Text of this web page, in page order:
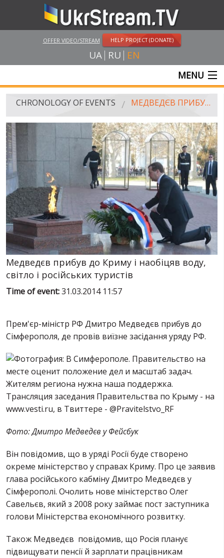
OFFER VIDEO/STREAM HELP PROJECT (DONATE)
UA RU EN
MENU
MAIN
VIDEOS
RUSSIA-UKRAINE WAR
WINTER ON FIRE: UKRAINE'S FIGHT FOR FREEDOM
CHRONOLOGY OF EUROMAIDAN
SERVICES
CHRONOLOGY OF EVENTS МЕДВЕДЄВ ПРИБУВ ДО КРИМУ І НАОБІЦЯВ ВОДУ, СВІТЛО І РОСІЙСЬКИХ ТУРИСТІВ
Медведєв прибув до Криму і наобіцяв воду,
світло і російських туристів
Time of event:31.03.2014 11:57
Прем'єр-міністр РФ Дмитро Медведєв прибув до
Сімферополя, де провів виїзне засідання уряду РФ.
Фото: Дмитро Медведєв у Фейсбук
Він повідомив, що в уряді Росії буде створено
окреме міністерство у справах Криму. Про це заявив
глава російського кабміну Дмитро Медведєв у
Сімферополі. Очолить нове міністерство Олег
Савельєв, який з 2008 року займає пост заступника
голови Міністерства економічного розвитку.
Також Медведєв повідомив, що Росія планує
підвищувати пенсії й зарплати працівникам